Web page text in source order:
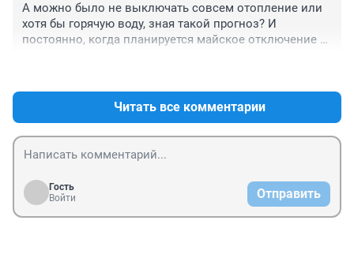
А можно было не выключать совсем отопление или
хотя бы горячую воду, зная такой прогноз? И
постоянно, когда планируется майское отключение
Читать все комментарии
Гость
Войти
Отправить